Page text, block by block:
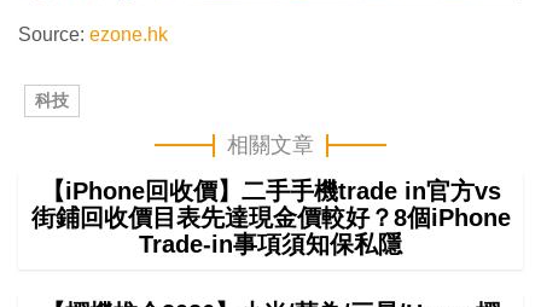
Source: ezone.hk
科技
相關文章
【iPhone回收價】二手手機trade in官方vs
街鋪回收價目表先達現金價較好？8個iPhone
Trade-in事項須知保私隱